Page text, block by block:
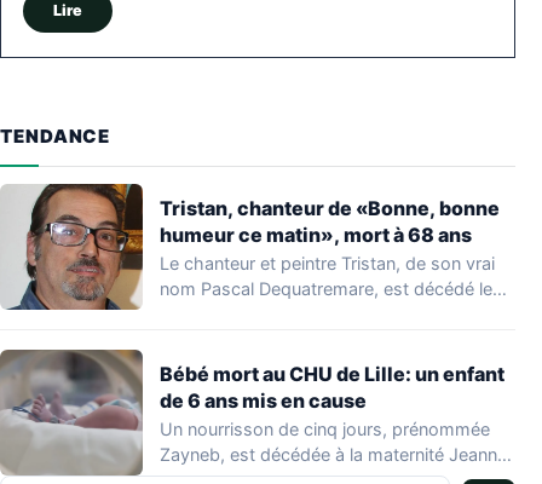
Lire
TENDANCE
Tristan, chanteur de «Bonne, bonne
humeur ce matin», mort à 68 ans
Le chanteur et peintre Tristan, de son vrai
nom Pascal Dequatremare, est décédé le…
Bébé mort au CHU de Lille: un enfant
de 6 ans mis en cause
Un nourrisson de cinq jours, prénommée
Zayneb, est décédée à la maternité Jeanne
de…